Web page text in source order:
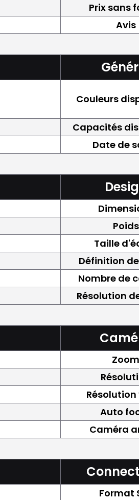
Prix sans
Avis
Couleurs
Capacités
Date de
Poids
Taille
Définition
Nombre de
Résolution
Zoom
Auto
Caméra
Format